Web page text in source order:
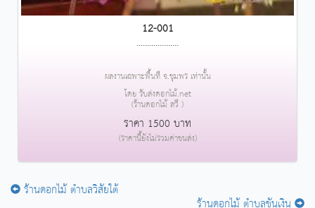
12-001
....................
ผลงานเฉพาะพื้นที่ จ.ชุมพร เท่านั้น
โดย รับส่งดอกไม้.net
(ร้านดอกไม้ สวี )
ราคา 1500 บาท
(ราคานี้ยังไม่รวมค่าขนส่ง)
ร้านดอกไม้ ตำบลวิสัยใต้
ร้านดอกไม้ ตำบลขันเงิน